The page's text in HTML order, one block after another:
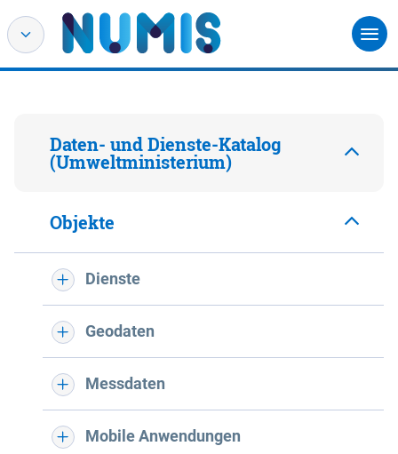
Daten- und Dienste-Katalog
(Umweltministerium)
Objekte
Dienste
Geodaten
Messdaten
Mobile Anwendungen